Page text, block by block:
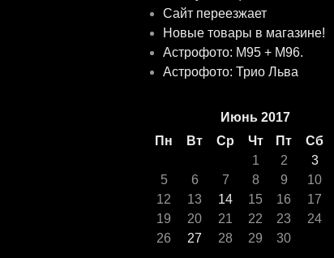
Сайт переезжает
Новые товары в магазине!
Астрофото: M95 + M96.
Астрофото: Трио Льва
Июнь 2017
Пн
Вт Ср Чт Пт Сб
1
2 3
5
6 7 8 9 10
12
13 14 15 16 17
19
20 21 22 23 24
26
27 28 29 30